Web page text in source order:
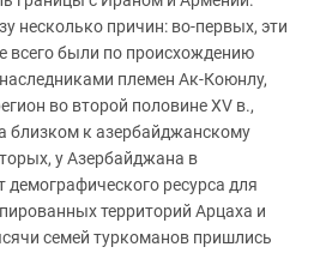
несколько причин: во-первых, эти
всего были по происхождению
племен Ак-Коюнлу,
во второй половинеXV в.,
близком к азербайджанскому
у Азербайджана в
демографического ресурса для
территорий Арцаха и
семей туркоманов пришлись